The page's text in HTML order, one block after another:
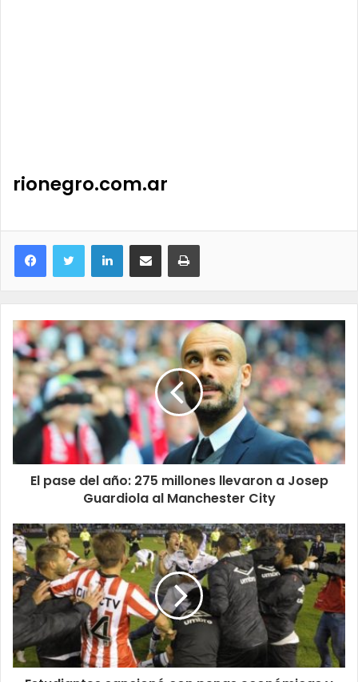
rionegro.com.ar
LinkedInCompartir por correo electrónicoImprimir
El pase del año: 275 millones llevaron a Josep
Guardiola al Manchester City